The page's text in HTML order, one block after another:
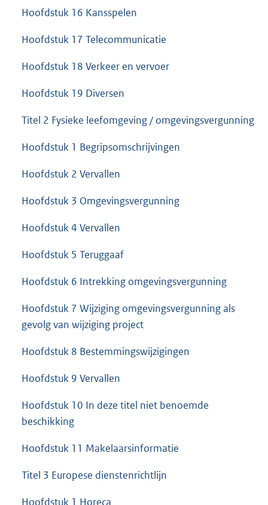
Hoofdstuk 16 Kansspelen
Hoofdstuk 17 Telecommunicatie
Hoofdstuk 18 Verkeer en vervoer
Hoofdstuk 19 Diversen
Titel 2 Fysieke leefomgeving / omgevingsvergunning
Hoofdstuk 1 Begripsomschrijvingen
Hoofdstuk 2 Vervallen
Hoofdstuk 3 Omgevingsvergunning
Hoofdstuk 4 Vervallen
Hoofdstuk 5 Teruggaaf
Hoofdstuk 6 Intrekking omgevingsvergunning
Hoofdstuk 7 Wijziging omgevingsvergunning als
gevolg van wijziging project
Hoofdstuk 8 Bestemmingswijzigingen
Hoofdstuk 9 Vervallen
Hoofdstuk 10 In deze titel niet benoemde
beschikking
Hoofdstuk 11 Makelaarsinformatie
Titel 3 Europese dienstenrichtlijn
Hoofdstuk 1 Horeca